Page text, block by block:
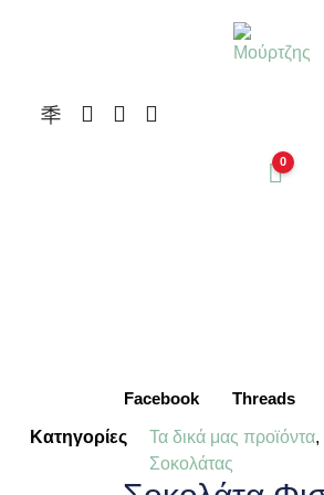
0
Facebook Threads
Κατηγορίες Τα δικά μας προϊόντα,
Σοκολάτας